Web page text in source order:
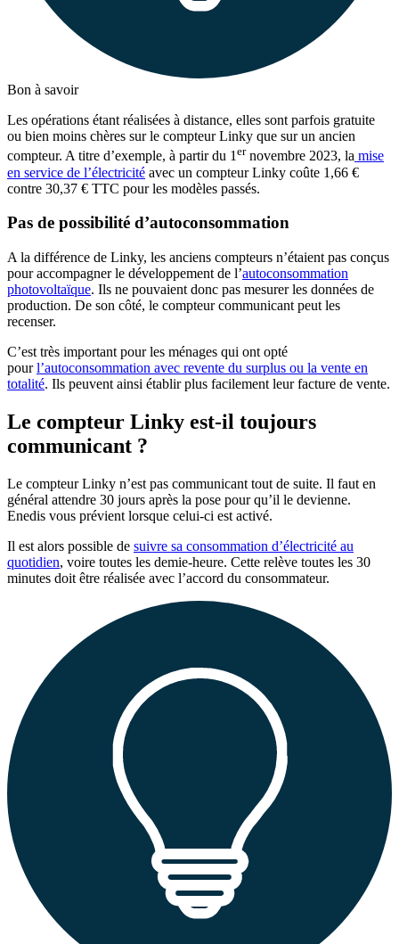
Bon à savoir
Les opérations étant réalisées à distance, elles sont parfois gratuite
ou bien moins chères sur le compteur Linky que sur un ancien
compteur. A titre d’exemple, à partir du 1ernovembre 2023, la mise
en service de l’électricité avec un compteur Linky coûte 1,66 €
contre 30,37 € TTC pour les modèles passés.
Pas de possibilité d’autoconsommation
A la différence de Linky, les anciens compteurs n’étaient pas conçus
pour accompagner le développement de l’autoconsommation
photovoltaïque. Ils ne pouvaient donc pas mesurer les données de
production. De son côté, le compteur communicant peut les
recenser.
C’est très important pour les ménages qui ont opté
pourl’autoconsommation avec revente du surplus ou la vente en
totalité. Ils peuvent ainsi établir plus facilement leur facture de vente.
Le compteur Linky est-il toujours
communicant ?
Le compteur Linky n’est pas communicant tout de suite. Il faut en
général attendre 30 jours après la pose pour qu’il le devienne.
Enedis vous prévient lorsque celui-ci est activé.
Il est alors possible de suivre sa consommation d’électricité au
quotidien, voire toutes les demie-heure. Cette relève toutes les 30
minutes doit être réalisée avec l’accord du consommateur.